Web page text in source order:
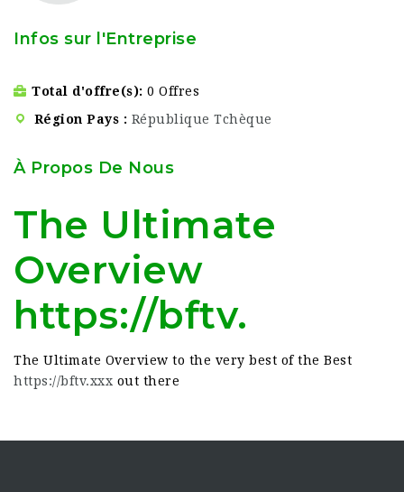
Infos sur l'Entreprise
Total d'offre(s) 0 Offres
Région Pays
République Tchèque
À Propos De Nous
The Ultimate
Overview
https://bftv.
The Ultimate Overview to the very best of the Best
https://bftv.xxx out there